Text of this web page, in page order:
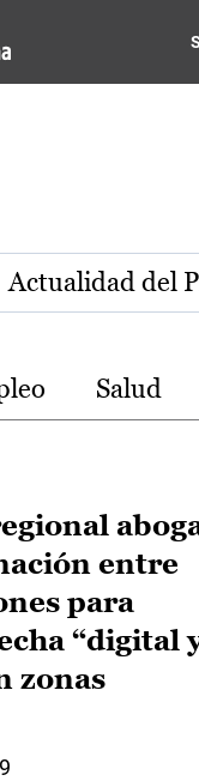
de
Actualidad del
Salud
entre
para
“digital
zonas